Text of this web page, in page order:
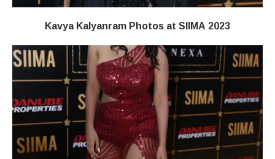
Kavya Kalyanram Photos at SIIMA 2023